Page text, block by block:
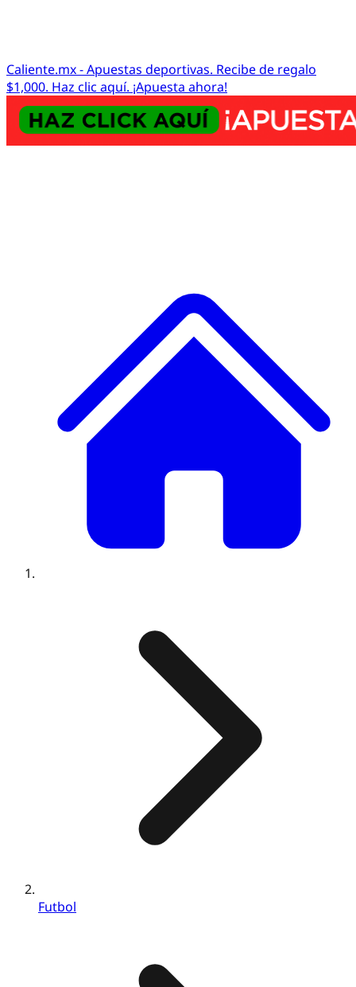
Caliente.mx - Apuestas deportivas. Recibe de regalo
$1,000. Haz clic aquí. ¡Apuesta ahora!
Futbol